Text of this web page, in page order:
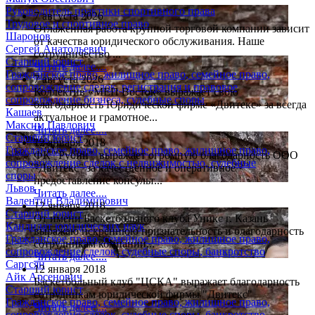
Руководитель практики спортивного права
Трудовое и спортивное право
Шаронов
Сергей Анатольевич
Старший юрист
Гражданское право, жилищное право, семейное право,
сопровождение сделок, регистрация и правовое
сопровождение бизнеса, судебные споры
Кашаев
Максим Павлович
Старший юрист
Гражданское право, семейное право, жилищное право,
сопровождение сделок с недвижимостью, судебные
споры
Львов
Валентин Владимирович
Старший юрист
Кандидат юридических наук
Гражданское право, семейное право, жилищное право,
сопровождение сделок, судебные споры, банкротство
Саргсян
Айк Арсенович
Старший юрист
Гражданское право, семейное право, жилищное право,
7 августа 2026
Отлаженная работа крупной торговой компании зависит
от качества юридического обслуживания. Наше
сотрудничество ...
Читать далее....
7 августа 2026
Коллектив «МЕП Восток» выражает свою
благодарность Юридической фирме «Двитекс» за всегда
актуальное и грамотное...
Читать далее....
12 января 2018
ФК "Рубин" выражает огромную благодарность ООО
"Двитекс" за качественное и оперативное
предоставление консульт...
Читать далее....
12 января 2018
От имени Баскетбольного клуба Уникс г. Казань
выражаю искреннюю признательность и благодарность
сотрудникам компании...
Читать далее....
12 января 2018
Баскетбольный клуб "ЦСКА" выражает благодарность
сотрудникам юридической фирмы "Двитекс"
Читать далее....